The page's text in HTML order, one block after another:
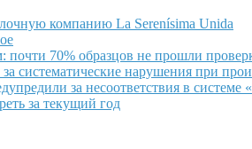
компанию La Serenísima Unida
почти 70% образцов не прошли
систематические нарушения при
за несоответствия в системе
за текущий год